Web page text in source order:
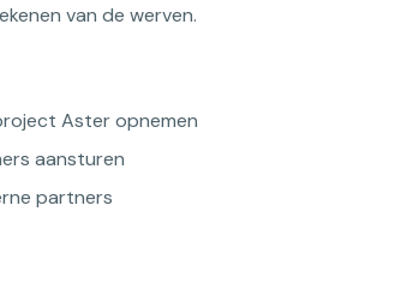
van de werven.
Aster opnemen
aansturen
partners